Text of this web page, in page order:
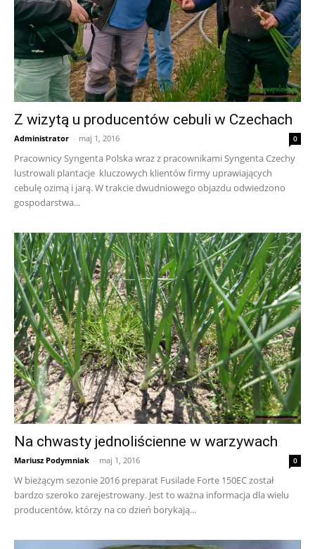
Z wizytą u producentów cebuli w Czechach
Administrator - maj 1, 2016 0
Pracownicy Syngenta Polska wraz z pracownikami Syngenta Czechy
lustrowali plantacje kluczowych klientów firmy uprawiających
cebulę ozimą i jarą. W trakcie dwudniowego objazdu odwiedzono
gospodarstwa...
Na chwasty jednoliścienne w warzywach
Mariusz Podymniak - maj 1, 2016 0
W bieżącym sezonie 2016 preparat Fusilade Forte 150EC został
bardzo szeroko zarejestrowany. Jest to ważna informacja dla wielu
producentów, którzy na co dzień borykają...